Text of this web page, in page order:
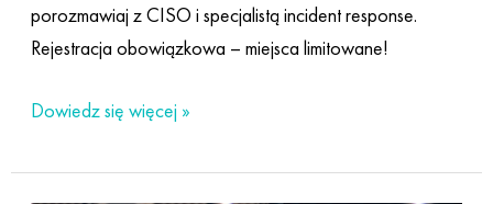
porozmawiaj z CISO i specjalistą incident response.
Rejestracja obowiązkowa – miejsca limitowane!
Dowiedz się więcej »